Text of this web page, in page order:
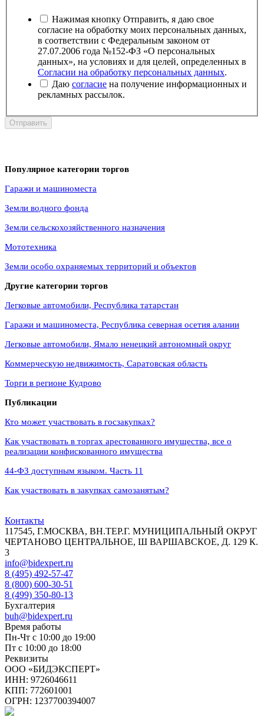
Нажимая кнопку Отправить, я даю свое
согласие на обработку моих персональных данных,
в соответствии с Федеральным законом от
27.07.2006 года №152-ФЗ «О персональных
данных», на условиях и для целей, определенных в
Согласии на обработку персональных данных.
Даю согласие на получение информационных и
рекламных рассылок.
Отправить
Популярное категории торгов
Гаражи и машиноместа
Земли водного фонда
Земли сельскохозяйственного назначения
Мототехника
Земли особо охраняемых территорий и объектов
Другие категории торгов
Легковые автомобили, Республика татарстан
Гаражи и машиноместа, Республика северная осетия алании
Легковые автомобили, Ямало ненецкий автономный округ
Коммерческую недвижимость, Саратовская область
Торги в регионе Кудрово
Публикации
Кто может участвовать в госзакупках?
Как участвовать в торгах арестованного имущества, все о
реализации конфискованного имущества
44‑ФЗ доступным языком. Часть 11
Как участвовать в закупках самозанятым?
Контакты
117545, Г.МОСКВА, ВН.ТЕР.Г. МУНИЦИПАЛЬНЫЙ ОКРУГ
ЧЕРТАНОВО ЦЕНТРАЛЬНОЕ, Ш ВАРШАВСКОЕ, Д. 129 К.
3
info@bidexpert.ru
8 (495) 492-57-47
8 (800) 600-30-51
8 (499) 350-80-13
Бухгалтерия
buh@bidexpert.ru
Время работы
Пн-Чт с 10:00 до 19:00
Пт с 10:00 до 18:00
Реквизиты
ООО «БИДЭКСПЕРТ»
ИНН: 9726046611
КПП: 772601001
ОГРН: 1237700394007